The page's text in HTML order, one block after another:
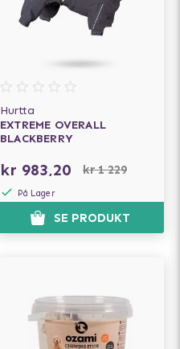
Hurtta
EXTREME OVERALL
BLACKBERRY
kr 983,20 kr 1 229
På Lager
SE PRODUKT